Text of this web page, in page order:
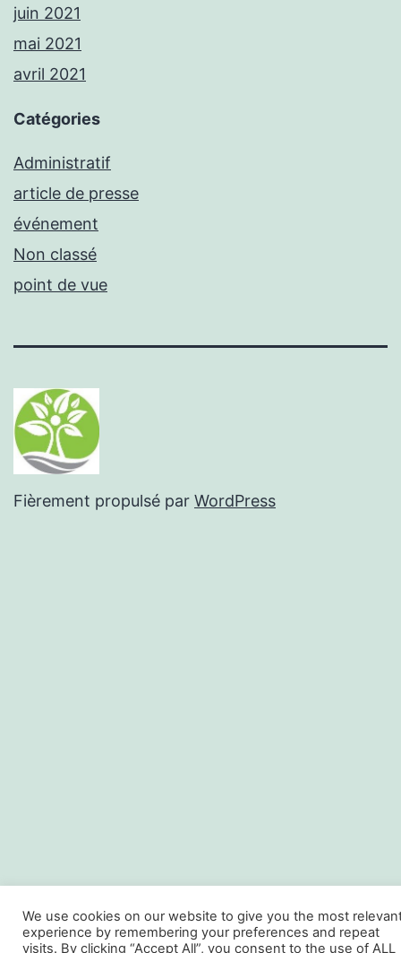
juin 2021
mai 2021
avril 2021
Catégories
Administratif
article de presse
événement
Non classé
point de vue
Fièrement propulsé par WordPress
We use cookies on our website to give you the most
experience by remembering your preferences and repeat
visits. By clicking “Accept All”, you consent to the use of ALL